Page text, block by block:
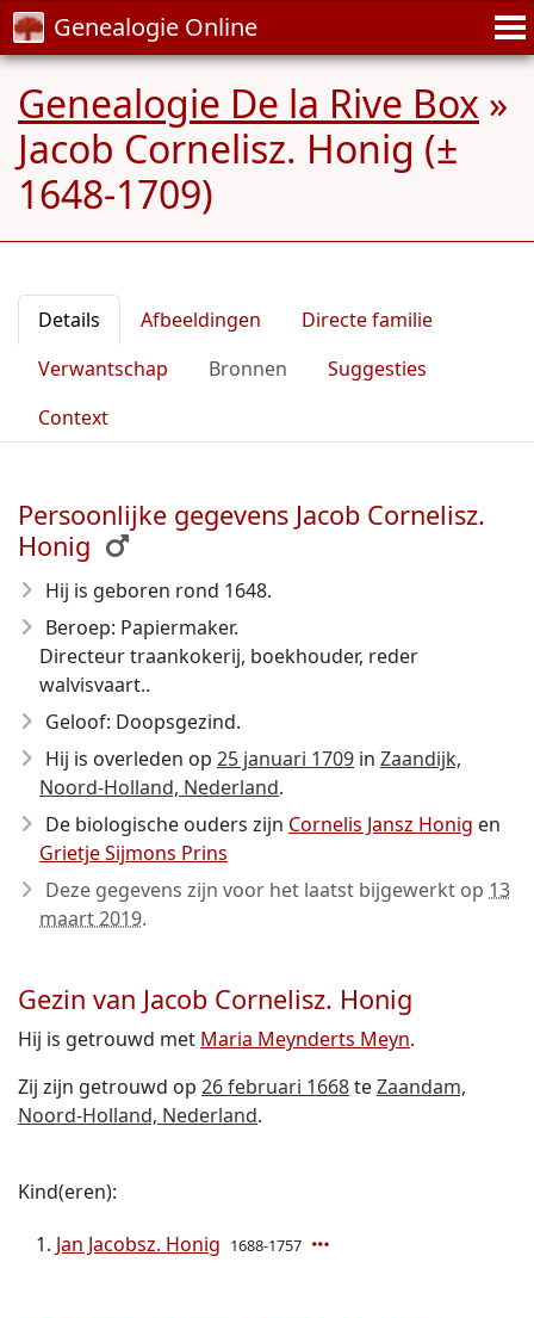
Genealogie Online
Genealogie De la Rive Box »
Jacob Cornelisz. Honig (±
1648-1709)
Details Afbeeldingen
Directe familie
Verwantschap
Bronnen
Suggesties
Context
Persoonlijke gegevens Jacob Cornelisz.
Honig
Hij is geboren rond 1648.
Beroep: Papiermaker.
Directeur traankokerij, boekhouder, reder
walvisvaart..
Geloof: Doopsgezind.
Hij is overleden op 25 januari 1709 in Zaandijk,
Noord-Holland, Nederland.
De biologische ouders zijn Cornelis Jansz Honig en
Grietje Sijmons Prins
Deze gegevens zijn voor het laatst bijgewerkt op 13
maart 2019.
Gezin van Jacob Cornelisz. Honig
Hij is getrouwd met Maria Meynderts Meyn.
Zij zijn getrouwd op 26 februari 1668teZaandam,
Noord-Holland, Nederland.
Kind(eren):
Jan Jacobsz. Honig 1688-1757